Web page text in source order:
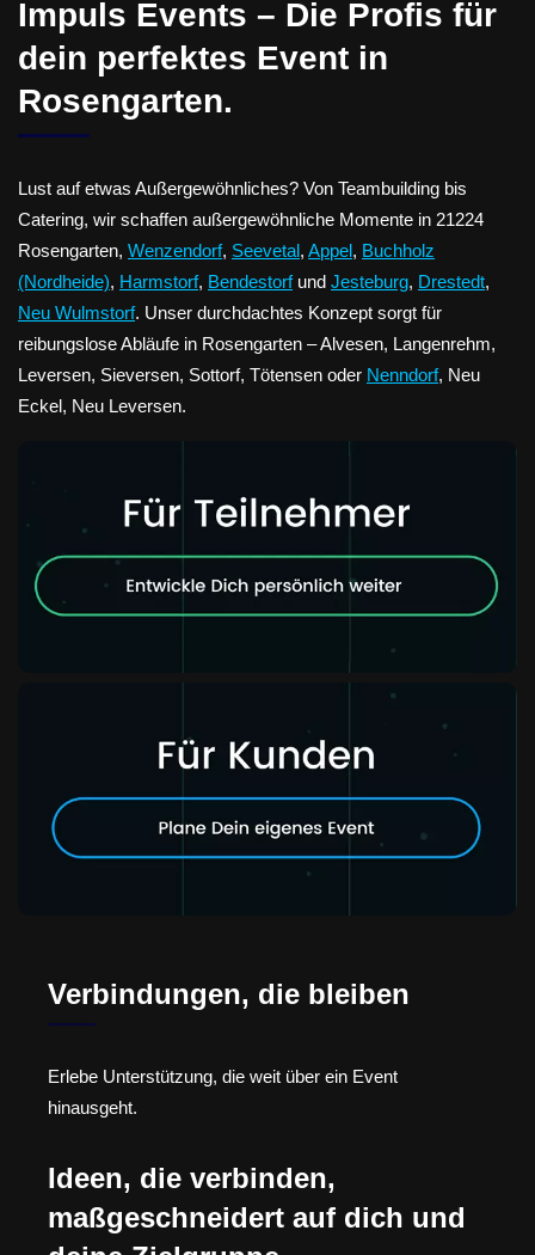
Impuls Events – Die Profis für
dein perfektes Event in
Rosengarten.
Lust auf etwas Außergewöhnliches? Von Teambuilding bis
Catering, wir schaffen außergewöhnliche Momente in 21224
Rosengarten, Wenzendorf, Seevetal, Appel, Buchholz
(Nordheide), Harmstorf, Bendestorfund Jesteburg, Drestedt,
Neu Wulmstorf. Unser durchdachtes Konzept sorgt für
reibungslose Abläufe in Rosengarten – Alvesen, Langenrehm,
Leversen, Sieversen, Sottorf, Tötensen oder Nenndorf, Neu
Eckel, Neu Leversen.
Verbindungen, die bleiben
Erlebe Unterstützung, die weit über ein Event
hinausgeht.
Ideen, die verbinden,
maßgeschneidert auf dich und